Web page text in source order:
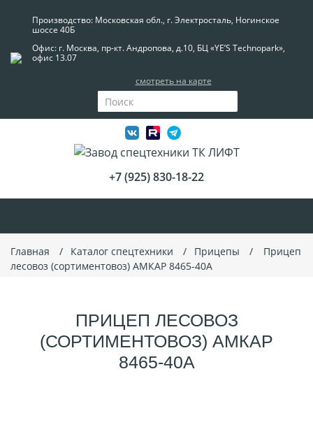
Производство: Московская обл., г. Электросталь, Ногинское
шоссе 40Б
Офис: г. Москва, пр-кт. Андропова, д.10, БЦ «YE’S Technopark»,
офис 13.07
смотреть на карте
+7 (925) 830-18-22
Главная Каталог спецтехники Прицепы
Прицеп
лесовоз (сортиментовоз) АМКАР 8465-40A
ПРИЦЕП ЛЕСОВОЗ
(СОРТИМЕНТОВОЗ) АМКАР
8465-40A